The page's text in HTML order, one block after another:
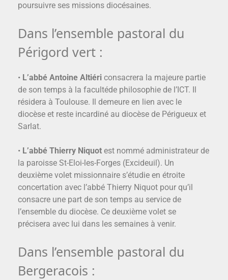
poursuivre ses missions diocésaines.
Dans l’ensemble pastoral du
Périgord vert :
• L’abbé Antoine Altiéri consacrera la majeure partie
de son temps à la facultéde philosophie de l’ICT. Il
résidera à Toulouse. Il demeure en lien avec le
diocèse et reste incardiné au diocèse de Périgueux et
Sarlat.
• L’abbé Thierry Niquot est nommé administrateur de
la paroisse St-Eloi-les-Forges (Excideuil). Un
deuxième volet missionnaire s’étudie en étroite
concertation avec l’abbé Thierry Niquot pour qu’il
consacre une part de son temps au service de
l’ensemble du diocèse. Ce deuxième volet se
précisera avec lui dans les semaines à venir.
Dans l’ensemble pastoral du
Bergeracois :